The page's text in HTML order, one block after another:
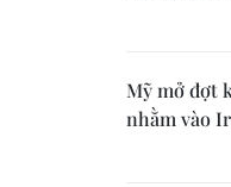
Mỹ mở đợt
nhằm vào